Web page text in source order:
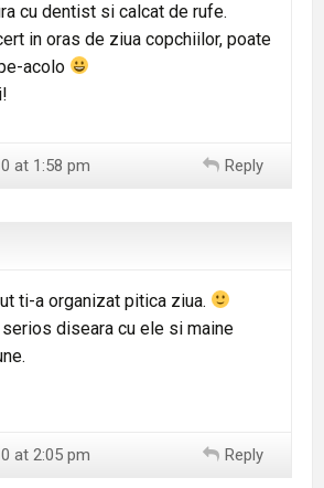
cu dentist si calcat de rufe.
in oras de ziua copchiilor, poate
acolo
at 1:58 pm Reply
ti-a organizat pitica ziua.
diseara cu ele si maine
at 2:05 pm Reply